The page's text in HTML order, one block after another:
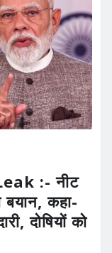
:- नीट
बयान, कहा-
दोषियों को